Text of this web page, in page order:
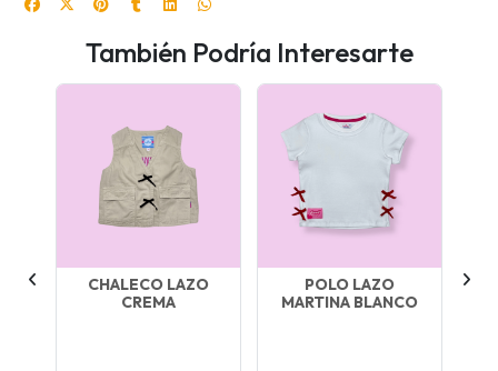
También Podría Interesarte
CHALECO LAZO
CREMA
POLO LAZO
MARTINA BLANCO